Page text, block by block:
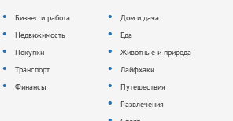
Бизнес и работа
Недвижимость
Покупки
Транспорт
Финансы
Дом и дача
Еда
Животные и природа
Лайфхаки
Путешествия
Развлечения